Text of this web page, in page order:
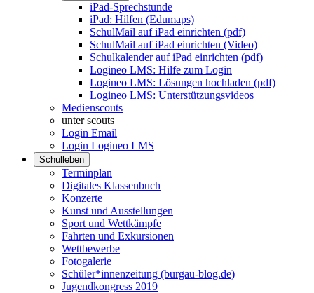
iPad-Sprechstunde
iPad: Hilfen (Edumaps)
SchulMail auf iPad einrichten (pdf)
SchulMail auf iPad einrichten (Video)
Schulkalender auf iPad einrichten (pdf)
Logineo LMS: Hilfe zum Login
Logineo LMS: Lösungen hochladen (pdf)
Logineo LMS: Unterstützungsvideos
Medienscouts
unter scouts
Login Email
Login Logineo LMS
Schulleben
Terminplan
Digitales Klassenbuch
Konzerte
Kunst und Ausstellungen
Sport und Wettkämpfe
Fahrten und Exkursionen
Wettbewerbe
Fotogalerie
Schüler*innenzeitung (burgau-blog.de)
Jugendkongress 2019